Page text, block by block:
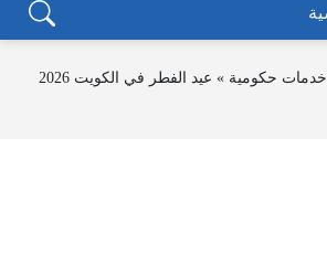
خدمات حكومية »
عيد الفطر في الكويت 2026